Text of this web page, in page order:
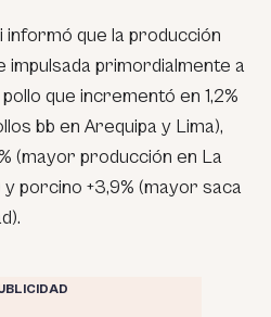
que la producción
primordialmente a
que incrementó en 1,2%
bb en Arequipa y Lima),
(mayor producción en La
porcino +3,9% (mayor saca